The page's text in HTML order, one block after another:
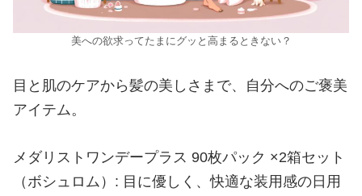
美への欲求ってたまにグッと高まるときない？
目と肌のケアから髪の美しさまで、自分へのご褒美
アイテム。
メダリストワンデープラス 90枚パック ×2箱セット
（ボシュロム）: 目に優しく、快適な装用感の日用